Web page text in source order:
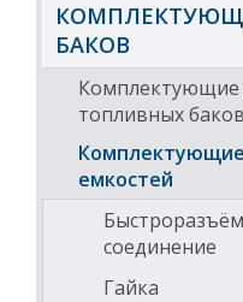
БАКОВ
Комплектующие
топливных баков
емкостей
соединение
Гайка